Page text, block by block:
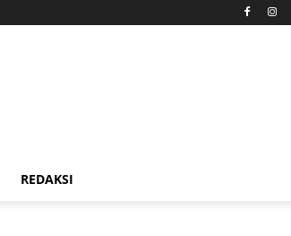
REDAKSI